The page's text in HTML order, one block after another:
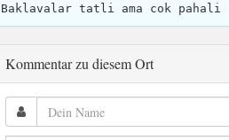
Baklavalar tatli ama cok pahali
Kommentar zu diesem Ort